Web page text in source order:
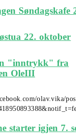
Søndagskafe
22. oktober
"inntrykk" fra
OleIII
olav.vika/
starter igjen 7.